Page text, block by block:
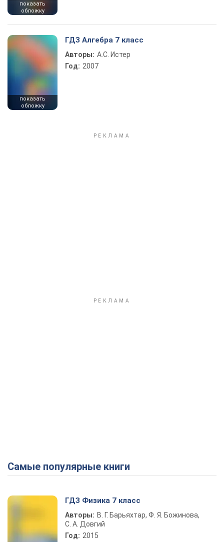
показать
обложку
показать
обложку
ГДЗ Алгебра 7 класс
Авторы: А.С. Истер
Год: 2007
Самые популярные книги
ГДЗ Физика 7 класс
Авторы: В. Г. Барьяхтар, Ф. Я. Божинова,
С. А. Довгий
Год: 2015